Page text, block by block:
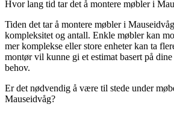
Hvor lang tid tar det å montere møbler i
Tiden det tar å montere møbler i
kompleksitet og antall. Enkle møbler kan
mer komplekse eller store enheter kan ta
montør vil kunne gi et estimat basert på
behov.
Er det nødvendig å være til stede under
Mauseidvåg?